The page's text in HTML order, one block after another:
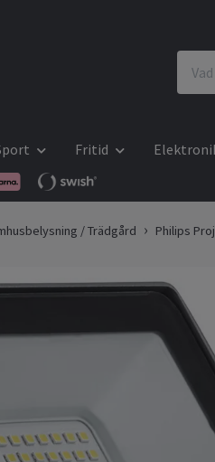
Fritid
/ Trädgård Philips